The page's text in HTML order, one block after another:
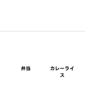
弁当
カレーライ
ス